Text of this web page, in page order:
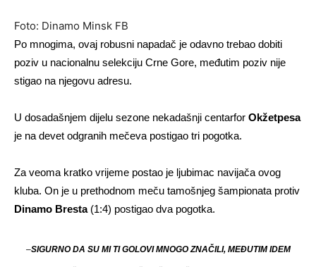
Foto: Dinamo Minsk FB
Po mnogima, ovaj robusni napadač je odavno trebao dobiti
poziv u nacionalnu selekciju Crne Gore, međutim poziv nije
stigao na njegovu adresu.
U dosadašnjem dijelu sezone nekadašnji centarfor Okžetpesa
je na devet odgranih mečeva postigao tri pogotka.
Za veoma kratko vrijeme postao je ljubimac navijača ovog
kluba. On je u prethodnom meču tamošnjeg šampionata protiv
Dinamo Bresta(1:4) postigao dva pogotka.
–SIGURNO DA SU MI TI GOLOVI MNOGO ZNAČILI, MEĐUTIM IDEM